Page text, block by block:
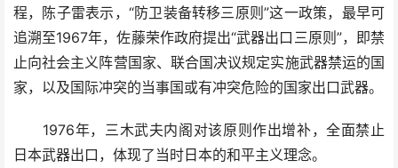
程，陈子雷表示，“防卫装备转移三原则”这一政策，最早可
追溯至1967年，佐藤荣作政府提出“武器出口三原则”，即禁
止向社会主义阵营国家、联合国决议规定实施武器禁运的国
家，以及国际冲突的当事国或有冲突危险的国家出口武器。
1976年，三木武夫内阁对该原则作出增补，全面禁止
日本武器出口，体现了当时日本的和平主义理念。